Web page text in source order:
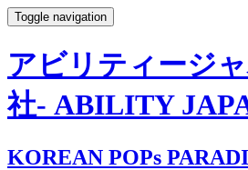
Toggle navigation
アビリティージ
社- ABILITY
KOREAN POPs